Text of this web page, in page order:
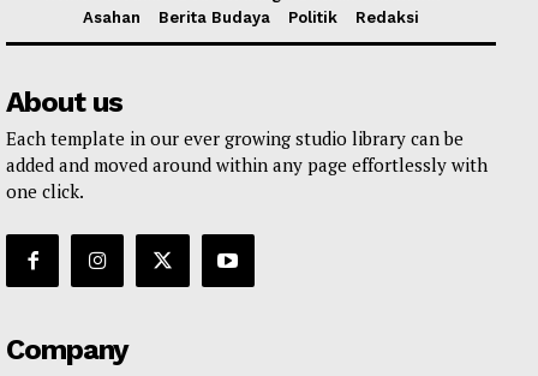
Asahan
Berita Budaya Politik Redaksi
About us
Each template in our ever growing studio library can be
added and moved around within any page effortlessly with
one click.
Company